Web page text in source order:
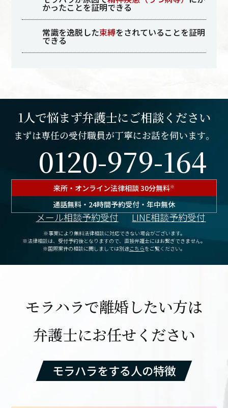
かったことを証明できる
常識を逸脱した束縛をされていることを証明
できる
1人で悩まず弁護士にご相談ください
まずは専任の受付職員が丁寧にお話を伺います。
0120-979-164
来所・オンライン法律相談 30分無料※
通話無料・24時間予約受付・年中無休
メール相談予約受付 LINE相談予約受付
※事案により無料法律相談に対応できない場合がございます。
※法律相談は、受付予約後となりますので、 直接弁護士にはお繋ぎできません。
※国際案件の相談に関しましては別途こちらをご覧ください。
モラハラで離婚したい方は
弁護士にお任せください
モラハラをする人の特徴